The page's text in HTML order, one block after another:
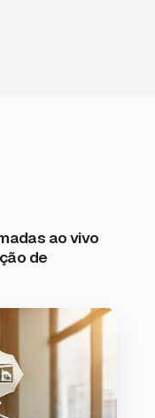
ao vivo
de